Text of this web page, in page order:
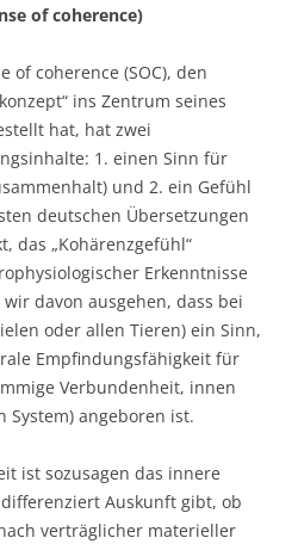
of coherence)
of coherence (SOC), den
ins Zentrum seines
hat, hat zwei
1. einen Sinn für
und 2. ein Gefühl
deutschen Übersetzungen
das „Kohärenzgefühl“
Erkenntnisse
davon ausgehen, dass bei
oder allen Tieren) ein Sinn,
Empfindungsfähigkeit für
Verbundenheit, innen
System) angeboren ist.
ist sozusagen das innere
Auskunft gibt, ob
verträglicher materieller